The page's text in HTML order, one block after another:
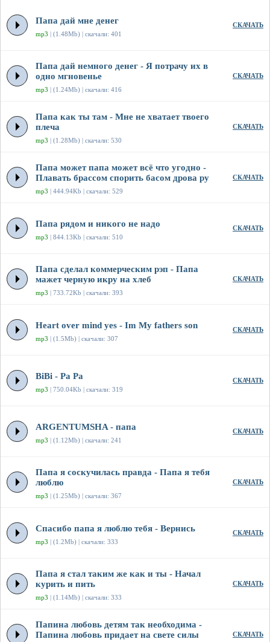
Папа дай мне денег
mp3 | (1.48Mb) | скачали: 401
СКАЧАТЬ
Папа дай немного денег - Я потрачу их в
одно мгновенье
mp3 | (1.24Mb) | скачали: 416
СКАЧАТЬ
Папа как ты там - Мне не хватает твоего
плеча
mp3 | (1.28Mb) | скачали: 530
СКАЧАТЬ
Папа может папа может всё что угодно -
Плавать брассом спорить басом дрова ру
mp3 | 444.94Kb | скачали: 529
СКАЧАТЬ
Папа рядом и никого не надо
mp3 | 844.13Kb | скачали: 510
СКАЧАТЬ
Папа сделал коммерческим рэп - Папа
мажет черную икру на хлеб
mp3 | 733.72Kb | скачали: 393
СКАЧАТЬ
Heart over mind yes - Im My fathers son
mp3 | (1.5Mb) | скачали: 307
СКАЧАТЬ
BiBi - Pa Pa
mp3 | 750.04Kb | скачали: 319
СКАЧАТЬ
ARGENTUMSHA - папа
mp3 | (1.12Mb) | скачали: 241
СКАЧАТЬ
Папа я соскучилась правда - Папа я тебя
люблю
mp3 | (1.25Mb) | скачали: 367
СКАЧАТЬ
Спасибо папа я люблю тебя - Вернись
mp3 | (1.2Mb) | скачали: 333
СКАЧАТЬ
Папа я стал таким же как и ты - Начал
курить и пить
mp3 | (1.14Mb) | скачали: 333
СКАЧАТЬ
Папина любовь детям так необходима -
Папина любовь придает на свете силы
СКАЧАТЬ